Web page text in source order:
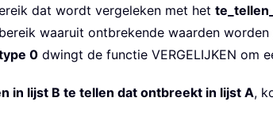
dat wordt vergeleken met het
waaruit ontbrekende waarden
0 dwingt de functie VERGELIJKEN om
in lijst B te tellen dat ontbreekt in lijst A,